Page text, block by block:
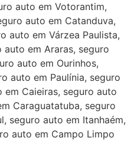
auto em Votorantim,
auto em Catanduva,
auto em Várzea Paulista,
auto em Araras, seguro
auto em Ourinhos,
auto em Paulínia, seguro
Caieiras, seguro auto
Caraguatatuba, seguro
seguro auto em Itanhaém,
auto em Campo Limpo